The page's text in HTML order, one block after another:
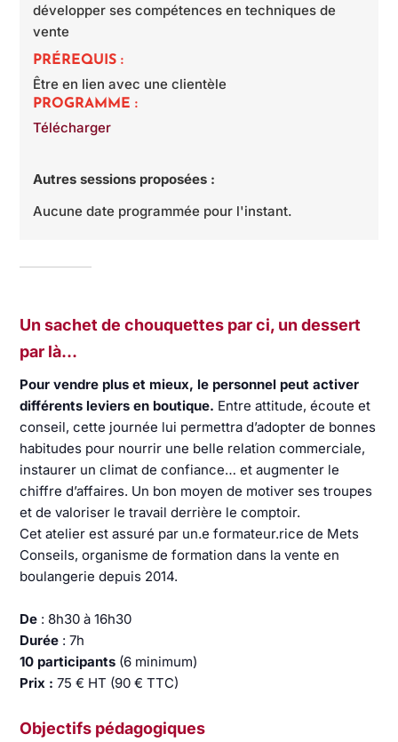
développer ses compétences en techniques de
vente
PRÉREQUIS :
Être en lien avec une clientèle
PROGRAMME :
Télécharger
Autres sessions proposées :
Aucune date programmée pour l'instant.
Un sachet de chouquettes par ci, un dessert
par là…
Pour vendre plus et mieux, le personnel peut activer
différents leviers en boutique. Entre attitude, écoute et
conseil, cette journée lui permettra d’adopter de bonnes
habitudes pour nourrir une belle relation commerciale,
instaurer un climat de confiance… et augmenter le
chiffre d’affaires. Un bon moyen de motiver ses troupes
et de valoriser le travail derrière le comptoir.
Cet atelier est assuré par un.e formateur.rice de Mets
Conseils, organisme de formation dans la vente en
boulangerie depuis 2014.
De : 8h30 à 16h30
Durée : 7h
10 participants (6 minimum)
Prix : 75 € HT (90 € TTC)
Objectifs pédagogiques